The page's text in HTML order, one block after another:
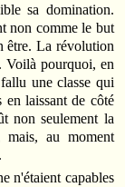
sa domination.
non comme le but
être. La révolution
Voilà pourquoi, en
une classe qui
en laissant de côté
non seulement la
mais, au moment
n'étaient capables